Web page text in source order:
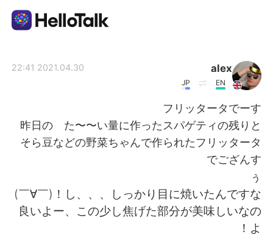
العربية
繁體中文 Español
alex
EN
JP
2021.04.30 22:41
フリッタータでーす
昨日の た〜〜い量に作ったスパゲティの残りと
そら豆などの野菜ちゃんで作られたフリッタータ
でござんす
ぅ
し、、、しっかり目に焼いたんですな！(￣∀￣)
良いよー、この少し焦げた部分が美味しいなの
よ！